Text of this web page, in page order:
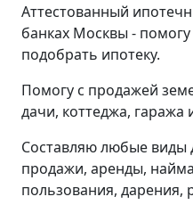
Аттестованный
банках Москвы -
подобрать ипотеку.
Помогу с продажей
дачи, коттеджа,
Составляю любые виды
продажи, аренды,
пользования, дарения,